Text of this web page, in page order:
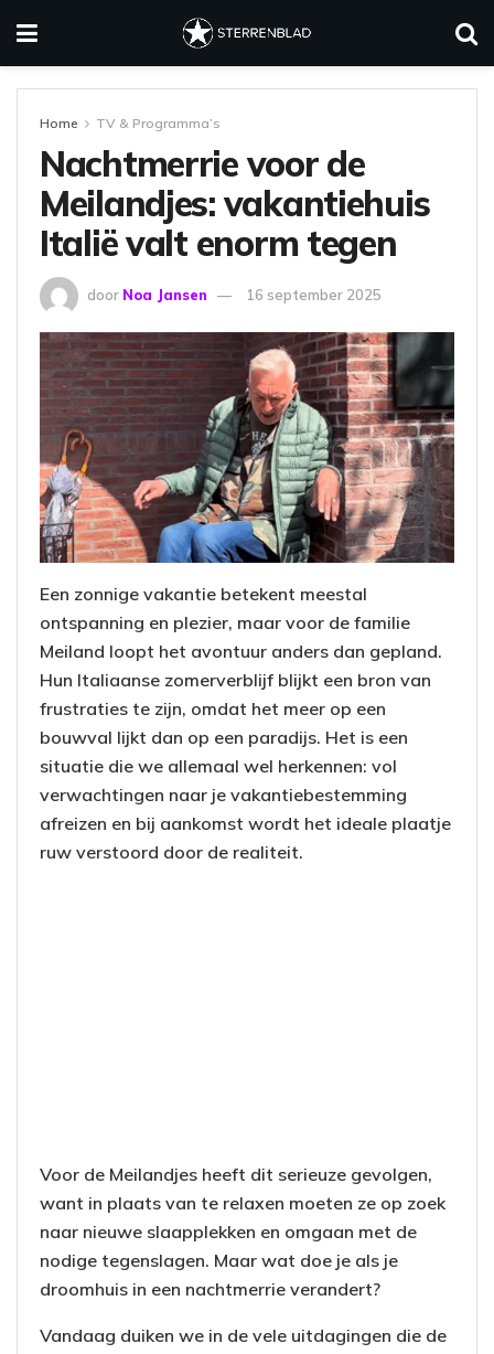
Home TV & Programma’s
Nachtmerrie voor de
Meilandjes: vakantiehuis
Italië valt enorm tegen
door Noa Jansen 16 september 2025
Een zonnige vakantie betekent meestal
ontspanning en plezier, maar voor de familie
Meiland loopt het avontuur anders dan gepland.
Hun Italiaanse zomerverblijf blijkt een bron van
frustraties te zijn, omdat het meer op een
bouwval lijkt dan op een paradijs. Het is een
situatie die we allemaal wel herkennen: vol
verwachtingen naar je vakantiebestemming
afreizen en bij aankomst wordt het ideale plaatje
ruw verstoord door de realiteit.
Voor de Meilandjes heeft dit serieuze gevolgen,
want in plaats van te relaxen moeten ze op zoek
naar nieuwe slaapplekken en omgaan met de
nodige tegenslagen. Maar wat doe je als je
droomhuis in een nachtmerrie verandert?
Vandaag duiken we in de vele uitdagingen die de